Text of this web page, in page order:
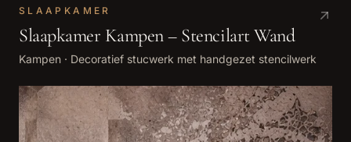
SLAAPKAMER
Slaapkamer Kampen – Stencilart Wand
Kampen · Decoratief stucwerk met handgezet stencilwerk